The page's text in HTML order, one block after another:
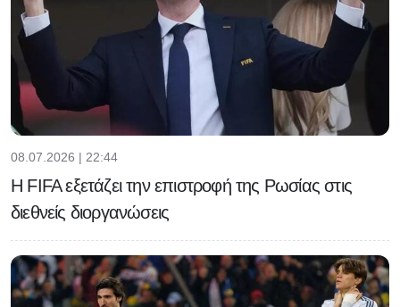
08.07.2026 | 22:44
Η FIFA εξετάζει την επιστροφή της Ρωσίας στις
διεθνείς διοργανώσεις